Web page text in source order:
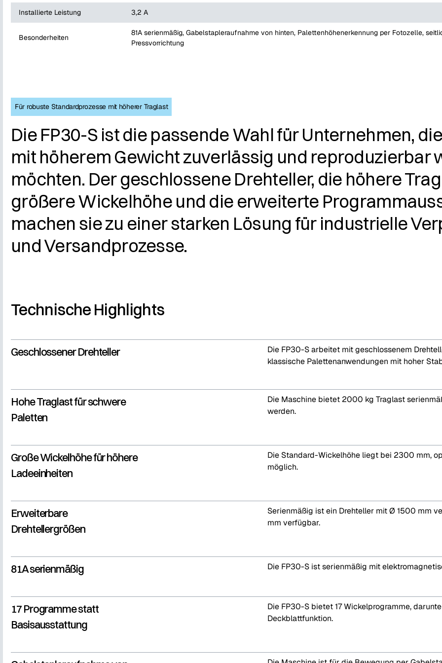
Installierte Leistung 3,2 A
Besonderheiten
81A serienmäßig, Gabelstapleraufnahme von hinten, Palettenhöhenerkennung per Fotozelle,
Pressvorrichtung
Für robuste Standardprozesse mit höherer Traglast
Die FP30-S ist die passende Wahl für Unternehmen,
mit höherem Gewicht zuverlässig und reproduzierbar
möchten. Der geschlossene Drehteller, die höhere
größere Wickelhöhe und die erweiterte
machen sie zu einer starken Lösung für industrielle
und Versandprozesse.
Technische Highlights
Geschlossener Drehteller
Die FP30-S arbeitet mit geschlossenem
klassische Palettenanwendungen mit hoher
Hohe Traglast für schwere
Paletten
Die Maschine bietet 2000 kg Traglast
werden.
Große Wickelhöhe für höhere
Ladeeinheiten
Die Standard-Wickelhöhe liegt bei 2300 mm,
möglich.
Erweiterbare
Drehtellergrößen
Serienmäßig ist ein Drehteller mit Ø 1500 mm
mm verfügbar.
81A serienmäßig Die FP30-S ist serienmäßig mit
17 Programme statt
Basisausstattung
Die FP30-S bietet 17 Wickelprogramme,
Deckblattfunktion.